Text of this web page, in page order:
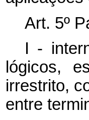
Art. 5º
I -
lógicos,
irrestrito,
entre